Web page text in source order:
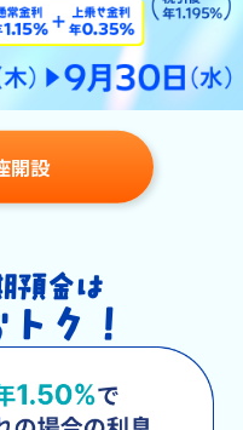
開設
預金は
ク！